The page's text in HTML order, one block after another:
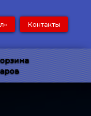
Контакты